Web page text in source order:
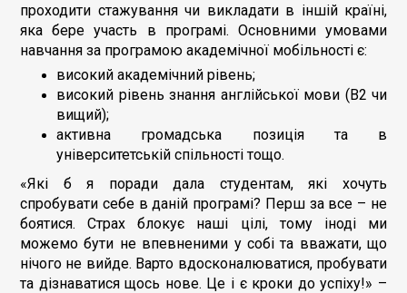
проходити стажування чи викладати в іншій країні,
яка бере участь в програмі. Основними умовами
навчання за програмою академічної мобільності є:
високий академічний рівень;
високий рівень знання англійської мови (B2 чи
вищий);
активна громадська позиція та в
університетській спільності тощо.
«Які б я поради дала студентам, які хочуть
спробувати себе в даній програмі? Перш за все – не
боятися. Страх блокує наші цілі, тому іноді ми
можемо бути не впевненими у собі та вважати, що
нічого не вийде. Варто вдосконалюватися, пробувати
та дізнаватися щось нове. Це і є кроки до успіху!» –